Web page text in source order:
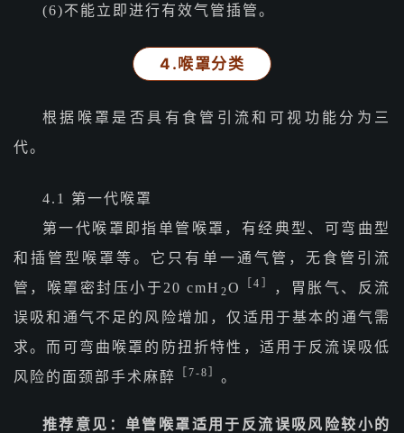
(6)不能立即进行有效气管插管。
4.喉罩分类
根据喉罩是否具有食管引流和可视功能分为三
代。
4.1 第一代喉罩
第一代喉罩即指单管喉罩，有经典型、可弯曲型
和插管型喉罩等。它只有单一通气管，无食管引流
管，喉罩密封压小于20 cmH 2O ［4］
，胃胀气、反流
误吸和通气不足的风险增加，仅适用于基本的通气需
求。而可弯曲喉罩的防扭折特性，适用于反流误吸低
风险的面颈部手术麻醉
［7-8］ 。
推荐意见：单管喉罩适用于反流误吸风险较小的